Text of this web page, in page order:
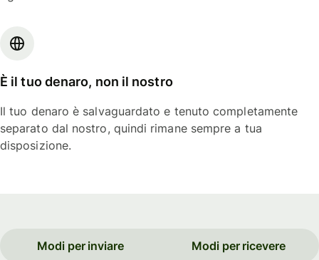
È il tuo denaro, non il nostro
Il tuo denaro è salvaguardato e tenuto completamente
separato dal nostro, quindi rimane sempre a tua
disposizione.
Modi per inviare Modi per ricevere